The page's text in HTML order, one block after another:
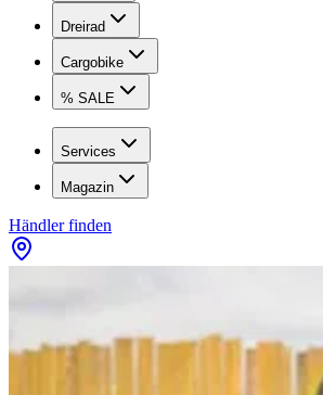
Dreirad
Cargobike
% SALE
Services
Magazin
Händler finden